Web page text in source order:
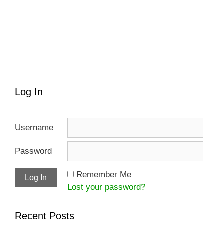
Log In
Username
Password
Remember Me
Lost your password?
Recent Posts